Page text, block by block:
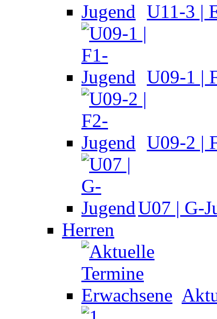
U11-3 |
U09-1 |
U09-2 |
U07 | G-
Herren